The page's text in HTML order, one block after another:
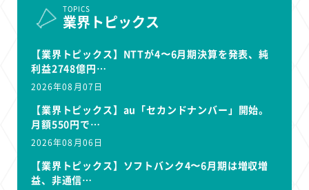
TOPICS
業界トピックス
【業界トピックス】NTTが4〜6月期決算を発表、純
利益2748億円…
2026年08月07日
【業界トピックス】au「セカンドナンバー」開始。
月額550円で…
2026年08月06日
【業界トピックス】ソフトバンク4〜6月期は増収増
益、非通信…